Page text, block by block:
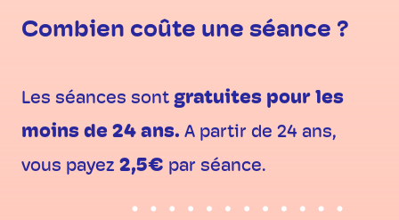
Combien coûte une séance ?
Les séances sont gratuites pour les
moins de 24 ans. A partir de 24 ans,
vous payez 2,5€ par séance.